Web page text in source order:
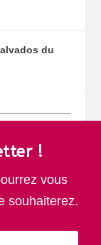
du
!
vous
souhaiterez.